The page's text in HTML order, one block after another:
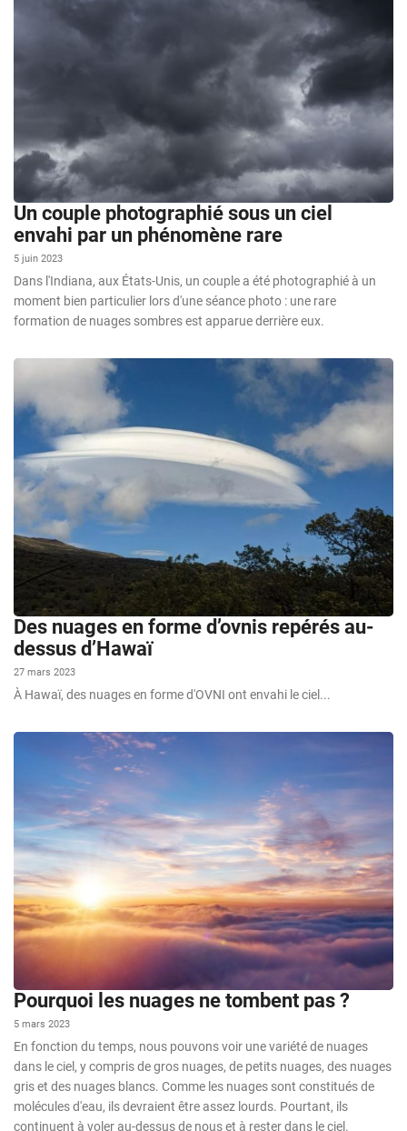
Un couple photographié sous un ciel
envahi par un phénomène rare
5 juin 2023
Dans l'Indiana, aux États-Unis, un couple a été photographié à un
moment bien particulier lors d'une séance photo : une rare
formation de nuages sombres est apparue derrière eux.
Des nuages en forme d’ovnis repérés au-
dessus d’Hawaï
27 mars 2023
À Hawaï, des nuages en forme d'OVNI ont envahi le ciel...
Pourquoi les nuages ne tombent pas ?
5 mars 2023
En fonction du temps, nous pouvons voir une variété de nuages
dans le ciel, y compris de gros nuages, de petits nuages, des nuages
gris et des nuages blancs. Comme les nuages sont constitués de
molécules d'eau, ils devraient être assez lourds. Pourtant, ils
continuent à voler au-dessus de nous et à rester dans le ciel.